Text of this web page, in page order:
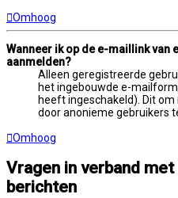
Omhoog
Wanneer ik op de e-maillink van
aanmelden?
Alleen geregistreerde
het ingebouwde e-
heeft ingeschakeld). Dit
door anonieme gebruikers
Omhoog
Vragen in verband
berichten